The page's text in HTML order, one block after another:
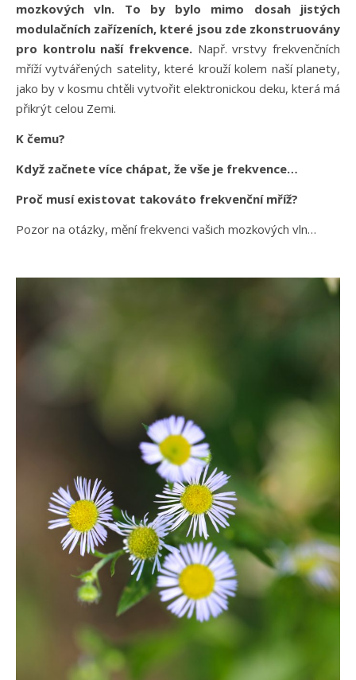
mozkových vln. To by bylo mimo dosah jistých
modulačních zařízeních, které jsou zde zkonstruovány
pro kontrolu naší frekvence. Např. vrstvy frekvenčních
mříží vytvářených satelity, které krouží kolem naší planety,
jako by v kosmu chtěli vytvořit elektronickou deku, která má
přikrýt celou Zemi.
K čemu?
Když začnete více chápat, že vše je frekvence…
Proč musí existovat takováto frekvenční mříž?
Pozor na otázky, mění frekvenci vašich mozkových vln…